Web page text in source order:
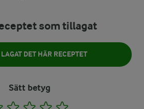
som tillagat
DET HÄR RECEPTET
Sätt betyg
1 2 3 4